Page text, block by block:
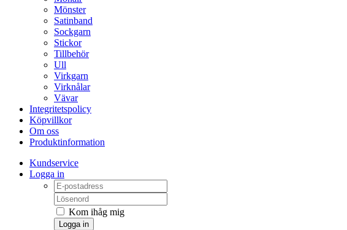
Mönster
Satinband
Sockgarn
Stickor
Tillbehör
Ull
Virkgarn
Virknålar
Vävar
Integritetspolicy
Köpvillkor
Om oss
Produktinformation
Kundservice
Logga in
Kom ihåg mig
Logga in